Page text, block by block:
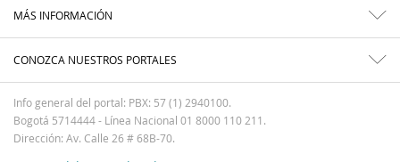
MÁS INFORMACIÓN
CONOZCA NUESTROS PORTALES
Info general del portal: PBX: 57 (1) 2940100.
Bogotá 5714444 - Línea Nacional 01 8000 110 211.
Dirección: Av. Calle 26 # 68B-70.